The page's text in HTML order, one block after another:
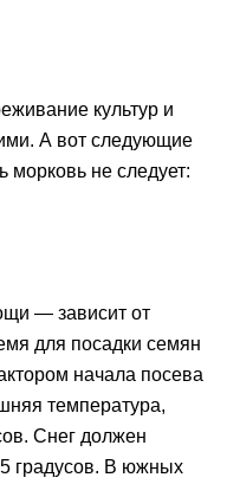
культур и
А вот следующие
морковь не следует:
— зависит от
для посадки семян
начала посева
температура,
Снег должен
градусов. В южных